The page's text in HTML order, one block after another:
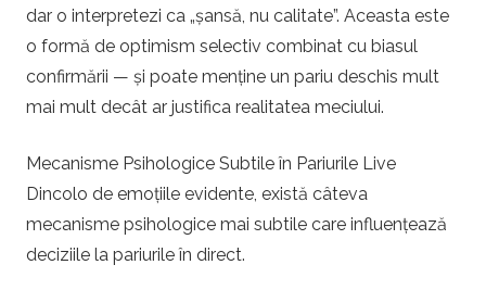
dar o interpretezi ca „șansă, nu calitate”. Aceasta este
o formă de optimism selectiv combinat cu biasul
confirmării — și poate menține un pariu deschis mult
mai mult decât ar justifica realitatea meciului.
Mecanisme Psihologice Subtile în Pariurile Live
Dincolo de emoțiile evidente, există câteva
mecanisme psihologice mai subtile care influențează
deciziile la pariurile în direct.